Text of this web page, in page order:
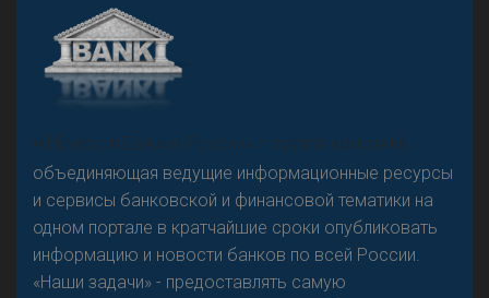
Резкого разворота на рынке автокредитов не
предвидится - «Интервью»
«Н
овости Банков России» – группа компаний,
объединяющая ведущие информационные ресурсы
и сервисы банковской и финансовой тематики на
одном портале в кратчайшие сроки опубликовать
информацию и новости банков по всей России.
«Наши задачи» - предоставлять самую